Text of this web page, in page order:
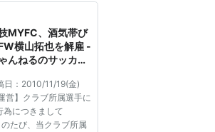
き出す（チラシより）。 その…
MYFC、酒気帯び
横山拓也を解雇 -
ねるのサッカー
：2010/11/19(金)
営】クラブ所属選手に
為につきまして
たび、当クラブ所属